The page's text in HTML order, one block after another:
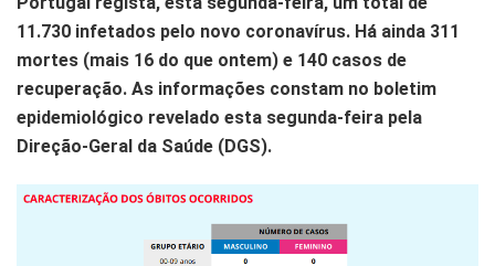
11.730 infetados pelo novo coronavírus. Há ainda 311
mortes (mais 16 do que ontem) e 140 casos de
recuperação. As informações constam no boletim
epidemiológico revelado esta segunda-feira pela
Direção-Geral da Saúde (DGS).